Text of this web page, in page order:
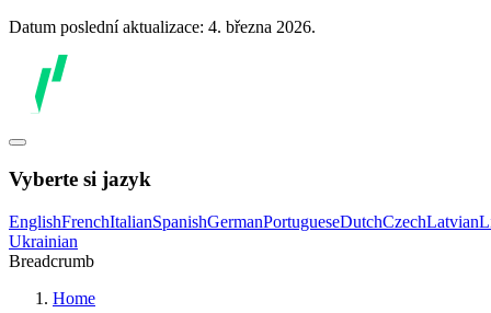
Datum poslední aktualizace: 4. března 2026.
Vyberte si jazyk
EnglishFrenchItalianSpanishGermanPortugueseDutchCzechLatvian
Ukrainian
Breadcrumb
Home